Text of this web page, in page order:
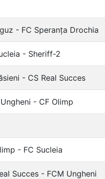
- FC Speranța Drochia
- Sheriff-2
- CS Real Succes
- CF Olimp
- FC Sucleia
Succes - FCM Ungheni